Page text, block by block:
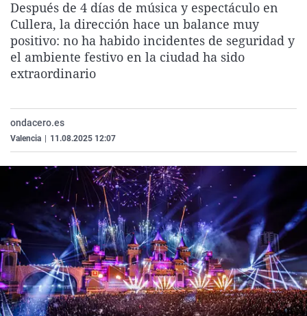
La rosa de los vientos
Gente viajera
Como el perro y el
Caso
Retornados
Equipo de
Extremadura
Galicia
La Rioja
País Vasco
Virales
Televisión
Elecciones
Después de 4 días de música y espectáculo en
Cullera, la dirección hace un balance muy
positivo: no ha habido incidentes de seguridad y
el ambiente festivo en la ciudad ha sido
extraordinario
ondacero.es
Valencia 11.08.2025 12:07